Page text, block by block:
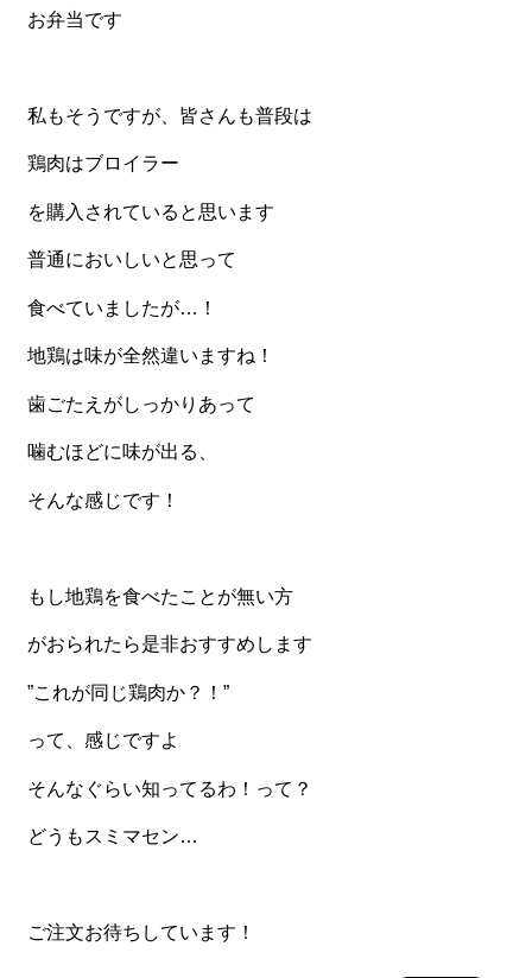
四得オードブル
お知らせ
スタッフブログ
求人情報
会社概要
サイトマップ
ログイン・マイページ
特定商取引法に基づく表記
お弁当です
私もそうですが、皆さんも普段は
鶏肉はブロイラー
を購入されていると思います
普通においしいと思って
食べていましたが…！
地鶏は味が全然違いますね！
歯ごたえがしっかりあって
噛むほどに味が出る、
そんな感じです！
もし地鶏を食べたことが無い方
がおられたら是非おすすめします
”これが同じ鶏肉か？！”
って、感じですよ
そんなぐらい知ってるわ！って？
どうもスミマセン…
ご注文お待ちしています！